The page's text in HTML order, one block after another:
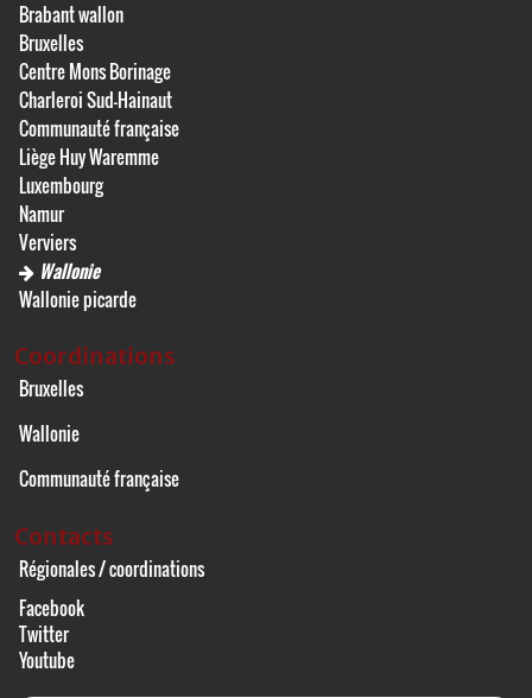
Brabant wallon
Bruxelles
Centre Mons Borinage
Charleroi Sud-Hainaut
Communauté française
Liège Huy Waremme
Luxembourg
Namur
Verviers
Wallonie
Wallonie picarde
Coordinations
Bruxelles
Wallonie
Communauté française
Contacts
Régionales / coordinations
Facebook
Twitter
Youtube